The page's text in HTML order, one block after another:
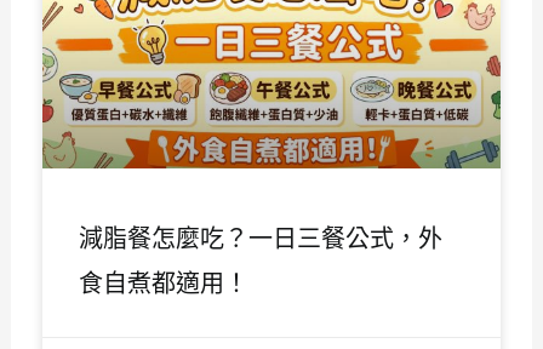
減脂餐怎麼吃？一日三餐公式，外
食自煮都適用！